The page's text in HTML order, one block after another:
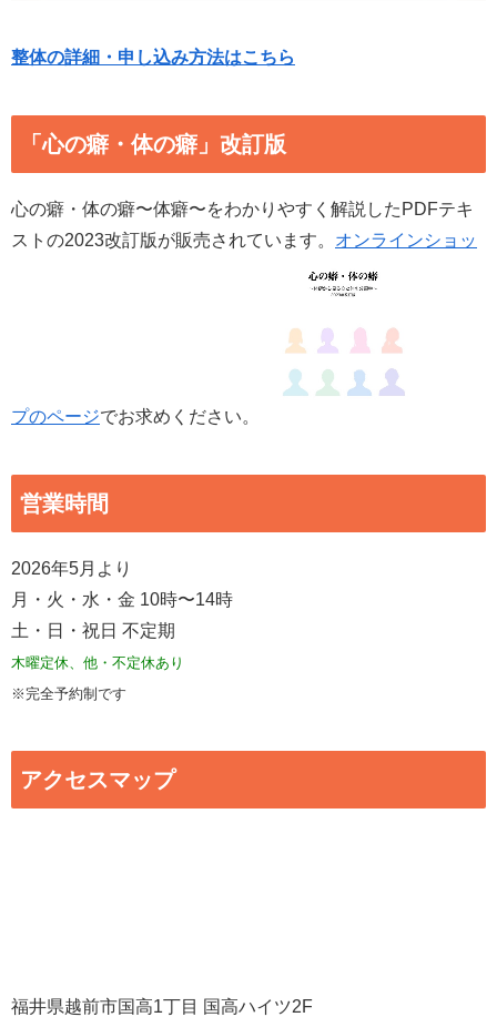
整体の詳細・申し込み方法はこちら
「心の癖・体の癖」改訂版
心の癖・体の癖〜体癖〜をわかりやすく解説したPDFテキ
ストの2023改訂版が販売されています。 オンラインショッ
プのページでお求めください。
営業時間
2026年5月より
月・火・水・金 10時〜14時
土・日・祝日 不定期
木曜定休、他・不定休あり
※完全予約制です
アクセスマップ
福井県越前市国高1丁目 国高ハイツ2F